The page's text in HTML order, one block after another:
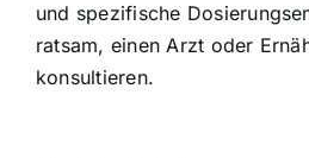
und spezifische
ratsam, einen Arzt oder
konsultieren.